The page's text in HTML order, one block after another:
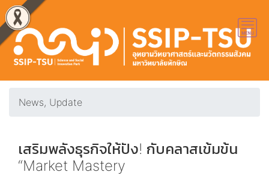
News, Update
เสริมพลังธุรกิจให้ปัง! กับคลาสเข้มข้น
“Market Mastery